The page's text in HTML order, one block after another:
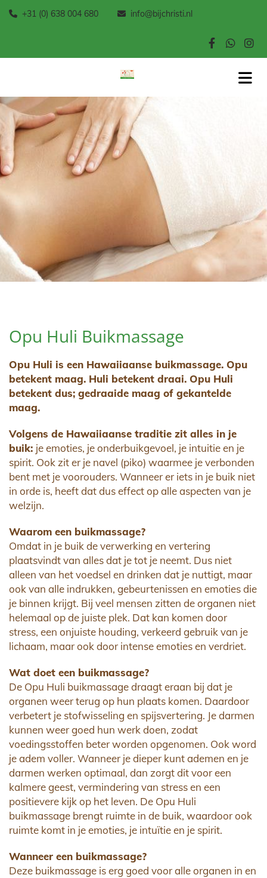
 +31 (0) 638 004 680  info@bijchristi.nl
Opu Huli Buikmassage
Opu Huli is een Hawaiiaanse buikmassage. Opu
betekent maag. Huli betekent draai. Opu Huli
betekent dus; gedraaide maag of gekantelde
maag.
Volgens de Hawaiiaanse traditie zit alles in je
buik: je emoties, je onderbuikgevoel, je intuitie en je
spirit. Ook zit er je navel (piko) waarmee je verbonden
bent met je voorouders. Wanneer er iets in je buik niet
in orde is, heeft dat dus effect op alle aspecten van je
welzijn.
Waarom een buikmassage?
Omdat in je buik de verwerking en vertering
plaatsvindt van alles dat je tot je neemt. Dus niet
alleen van het voedsel en drinken dat je nuttigt, maar
ook van alle indrukken, gebeurtenissen en emoties die
je binnen krijgt. Bij veel mensen zitten de organen niet
helemaal op de juiste plek. Dat kan komen door
stress, een onjuiste houding, verkeerd gebruik van je
lichaam, maar ook door intense emoties en verdriet.
Wat doet een buikmassage?
De Opu Huli buikmassage draagt eraan bij dat je
organen weer terug op hun plaats komen. Daardoor
verbetert je stofwisseling en spijsvertering. Je darmen
kunnen weer goed hun werk doen, zodat
voedingsstoffen beter worden opgenomen. Ook word
je adem voller. Wanneer je dieper kunt ademen en je
darmen werken optimaal, dan zorgt dit voor een
kalmere geest, vermindering van stress en een
positievere kijk op het leven. De Opu Huli
buikmassage brengt ruimte in de buik, waardoor ook
ruimte komt in je emoties, je intuïtie en je spirit.
Wanneer een buikmassage?
Deze buikmassage is erg goed voor alle organen in en